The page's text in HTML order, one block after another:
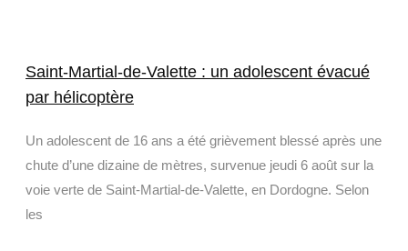
Saint-Martial-de-Valette : un adolescent évacué
par hélicoptère
Un adolescent de 16 ans a été grièvement blessé après une
chute d’une dizaine de mètres, survenue jeudi 6 août sur la
voie verte de Saint-Martial-de-Valette, en Dordogne. Selon
les